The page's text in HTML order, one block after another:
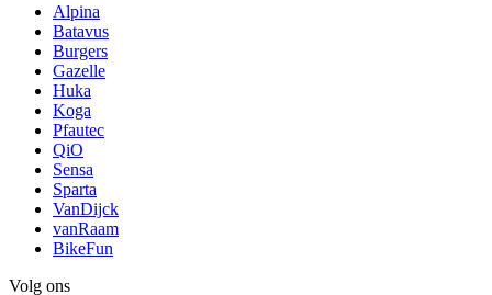
Alpina
Batavus
Burgers
Gazelle
Huka
Koga
Pfautec
QiO
Sensa
Sparta
VanDijck
vanRaam
BikeFun
Volg ons